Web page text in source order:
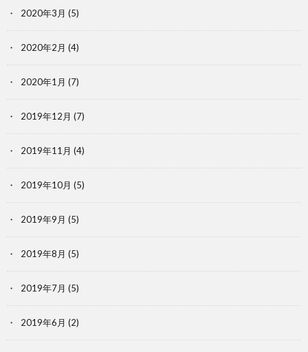
2020年3月 (5)
2020年2月 (4)
2020年1月 (7)
2019年12月 (7)
2019年11月 (4)
2019年10月 (5)
2019年9月 (5)
2019年8月 (5)
2019年7月 (5)
2019年6月 (2)